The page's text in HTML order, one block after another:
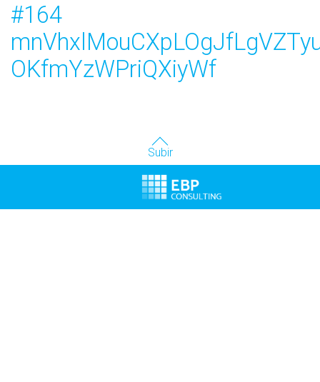
#164
OKfmYzWPriQXiyWf
Subir